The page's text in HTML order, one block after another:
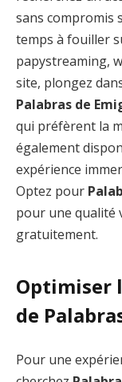
sans compromis
temps à fouiller
papystreaming,
site, plongez
Palabras de
qui préfèrent la
également
expérience
Optez pour
pour une qualité
gratuitement.
Optimiser
de
Pour une